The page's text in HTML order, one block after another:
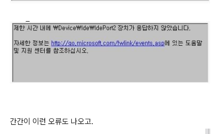
간간이 이런 오류도 나오고.